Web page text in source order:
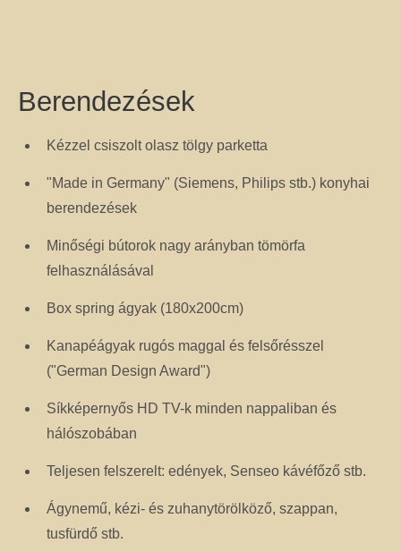
Berendezések
Kézzel csiszolt olasz tölgy parketta
"Made in Germany" (Siemens, Philips stb.) konyhai
berendezések
Minőségi bútorok nagy arányban tömörfa
felhasználásával
Box spring ágyak (180x200cm)
Kanapéágyak rugós maggal és felsőrésszel
("German Design Award")
Síkképernyős HD TV-k minden nappaliban és
hálószobában
Teljesen felszerelt: edények, Senseo kávéfőző stb.
Ágynemű, kézi- és zuhanytörölköző, szappan,
tusfürdő stb.